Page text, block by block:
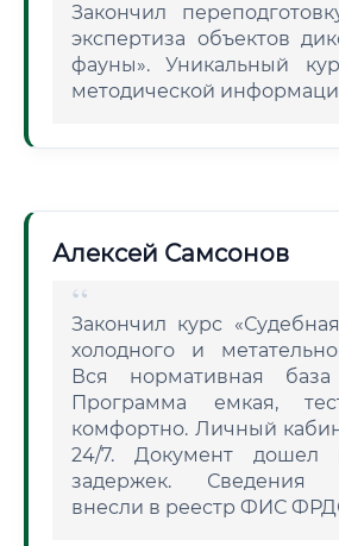
Закончил
экспертиза объектов
фауны». Уникальный
методической
Алексей Самсонов
Закончил курс
холодного и
Вся нормативная база
Программа емкая,
комфортно. Личный
24/7. Документ дошел
задержек. Сведения
внесли в реестр ФИС